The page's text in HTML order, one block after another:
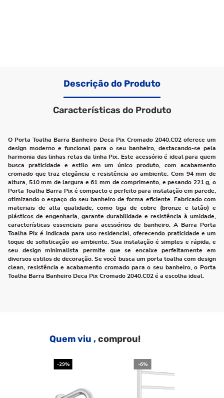
Descrição do Produto
Características do Produto
O Porta Toalha Barra Banheiro Deca Pix Cromado 2040.C02 oferece um
design moderno e funcional para o seu banheiro, destacando-se pela
harmonia das linhas retas da linha Pix. Este acessório é ideal para quem
busca praticidade e estilo em um único produto, com acabamento
cromado que traz elegância e resistência ao ambiente. Com 94 mm de
altura, 510 mm de largura e 61 mm de comprimento, e pesando 221 g, o
Porta Toalha Barra Pix é compacto e perfeito para instalação em parede,
otimizando o espaço do seu banheiro de forma eficiente. Fabricado com
materiais de alta qualidade, como liga de cobre (bronze e latão) e
plásticos de engenharia, garante durabilidade e resistência à umidade,
características essenciais para acessórios de banheiro. A Barra Porta
Toalha Pix é indicada para uso residencial, oferecendo praticidade e um
toque de sofisticação ao ambiente. Sua instalação é simples e rápida, e
seu design minimalista permite que se encaixe perfeitamente em
diversos estilos de decoração. Se você busca um porta toalha com design
clean, resistência e acabamento cromado para o seu banheiro, o Porta
Toalha Barra Banheiro Deca Pix Cromado 2040.C02 é a escolha ideal.
Quem viu ,comprou!
-29% -6%